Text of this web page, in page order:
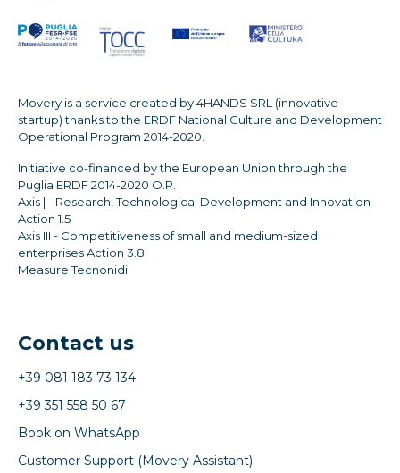
Movery is a service created by 4HANDS SRL (innovative
startup) thanks to the ERDF National Culture and Development
Operational Program 2014-2020.
Initiative co-financed by the European Union through the
Puglia ERDF 2014-2020 O.P.
Axis | - Research, Technological Development and Innovation
Action 1.5
Axis III - Competitiveness of small and medium-sized
enterprises Action 3.8
Measure Tecnonidi
Contact us
+39 081 183 73 134
+39 351 558 50 67
Book on WhatsApp
Customer Support (Movery Assistant)